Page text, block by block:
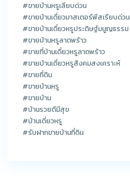
#ขายบ้านหรูเลียบด่วน
#ขายบ้านเดี่ยวมาสเตอร์พีสเรียบด่วน
#ขายบ้านเดี่ยวหรูประดิษฐ์มนูญธรรม
#ขายบ้านหรูลาดพร้าว
#ขายที่บ้านเดี่ยวหรูลาดพร้าว
#ขายบ้านเดี่ยวหรูสังคมสงเคราะห์
#ขายที่ดิน
#ขายบ้านหรู
#ขายบ้าน
#บ้านรวยดีมีสุข
#บ้านเดี่ยวหรู
#รับฝากขายบ้านที่ดิน